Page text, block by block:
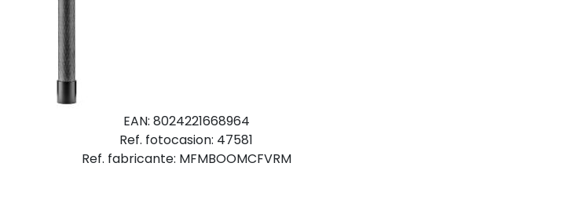
EAN: 8024221668964
Ref. fotocasion: 47581
Ref. fabricante: MFMBOOMCFVRM